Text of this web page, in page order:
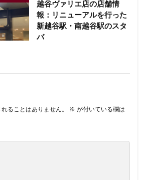
越谷ヴァリエ店の店舗情
報：リニューアルを行った
新越谷駅・南越谷駅のスタ
バ
ることはありません。 ※ が付いている欄は